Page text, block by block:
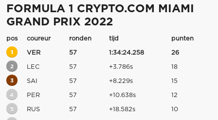
FORMULA 1 CRYPTO.COM MIAMI
GRAND PRIX 2022
pos coureur ronden tijd punten
1 VER 57 1:34:24.258 26
2 LEC 57 +3.786s 18
3 SAI 57 +8.229s 15
4 PER 57 +10.638s 12
5 RUS 57 +18.582s 10